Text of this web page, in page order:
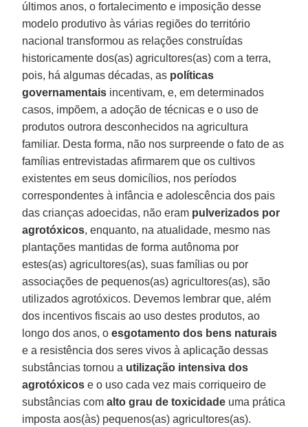
últimos anos, o fortalecimento e imposição desse
modelo produtivo às várias regiões do território
nacional transformou as relações construídas
historicamente dos(as) agricultores(as) com a terra,
pois, há algumas décadas, as políticas
governamentais incentivam, e, em determinados
casos, impõem, a adoção de técnicas e o uso de
produtos outrora desconhecidos na agricultura
familiar. Desta forma, não nos surpreende o fato de as
famílias entrevistadas afirmarem que os cultivos
existentes em seus domicílios, nos períodos
correspondentes à infância e adolescência dos pais
das crianças adoecidas, não eram pulverizados por
agrotóxicos, enquanto, na atualidade, mesmo nas
plantações mantidas de forma autônoma por
estes(as) agricultores(as), suas famílias ou por
associações de pequenos(as) agricultores(as), são
utilizados agrotóxicos. Devemos lembrar que, além
dos incentivos fiscais ao uso destes produtos, ao
longo dos anos, oesgotamento dos bens naturais
e a resistência dos seres vivos à aplicação dessas
substâncias tornou a utilização intensiva dos
agrotóxicos e o uso cada vez mais corriqueiro de
substâncias comalto grau de toxicidade uma prática
imposta aos(às) pequenos(as) agricultores(as).